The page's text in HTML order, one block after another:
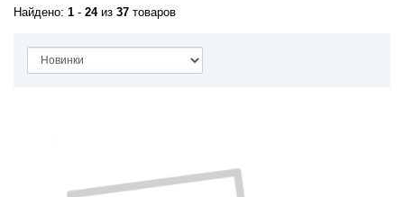
Найдено: 1 - 24из 37 товаров